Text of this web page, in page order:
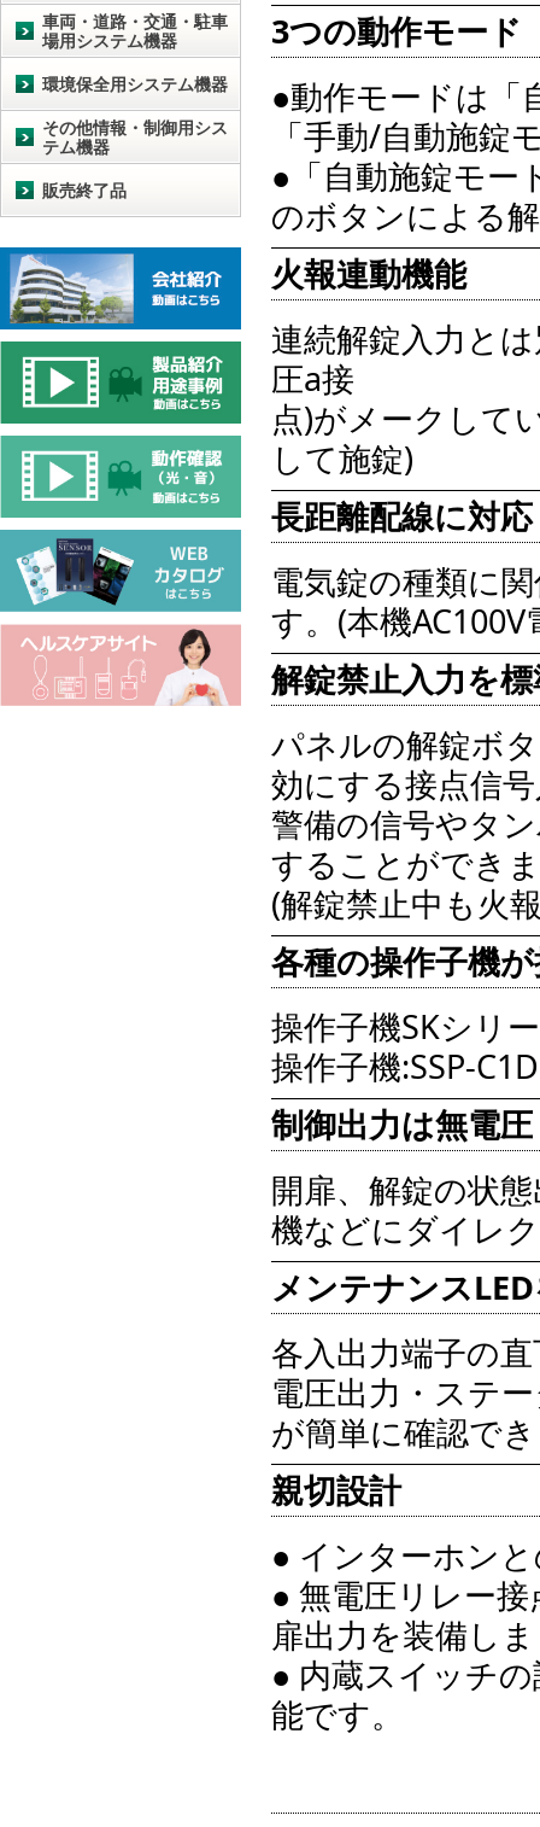
3つの動作モード
●動作モードは「
「手動/自動施錠
●「自動施錠モー
のボタンによる
火報連動機能
連続解錠入力と
圧a接
点)がメークして
して施錠)
長距離配線に対応
電気錠の種類に
す。(本機AC100V
解錠禁止入力を
パネルの解錠ボ
効にする接点信
警備の信号やタ
することができ
(解錠禁止中も火
各種の操作子機
操作子機SKシリ
操作子機:SSP-
制御出力は無電
開扉、解錠の状
機などにダイレ
メンテナンス
各入出力端子の
電圧出力・ステ
が簡単に確認で
親切設計
● インターホン
● 無電圧リレー
扉出力を装備し
● 内蔵スイッチ
能です。
車両・道路・交通・駐車
場用システム機器
環境保全用システム機器
その他情報・制御用シス
テム機器
販売終了品